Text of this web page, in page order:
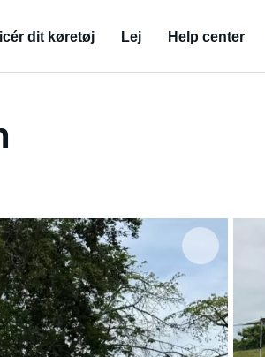
dit køretøj Lej Help center